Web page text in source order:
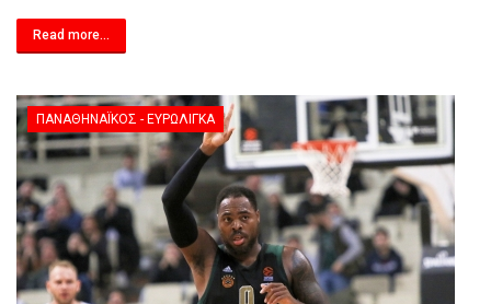
Read more...
ΠΑΝΑΘΗΝΑΪΚΌΣ - ΕΥΡΩΛΊΓΚΑ